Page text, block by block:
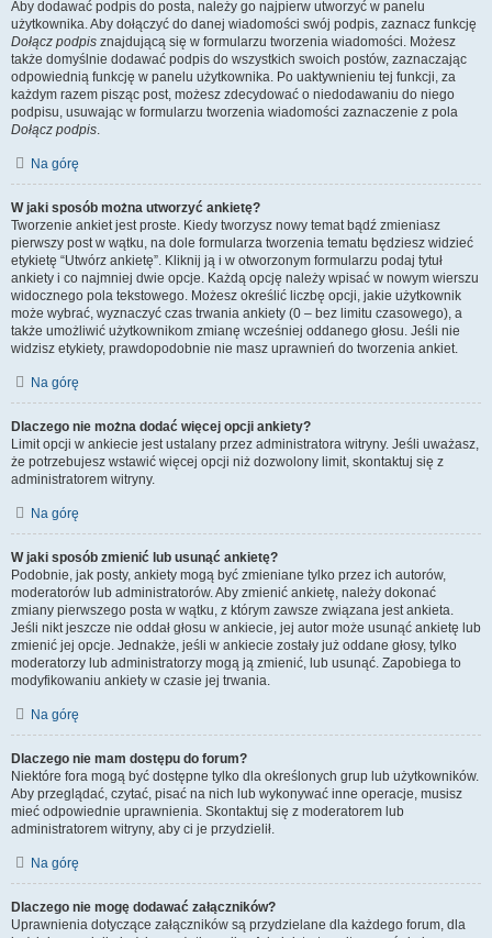
Aby dodawać podpis do posta, należy go najpierw utworzyć w panelu
użytkownika. Aby dołączyć do danej wiadomości swój podpis, zaznacz funkcję
Dołącz podpis znajdującą się w formularzu tworzenia wiadomości. Możesz
także domyślnie dodawać podpis do wszystkich swoich postów, zaznaczając
odpowiednią funkcję w panelu użytkownika. Po uaktywnieniu tej funkcji, za
każdym razem pisząc post, możesz zdecydować o niedodawaniu do niego
podpisu, usuwając w formularzu tworzenia wiadomości zaznaczenie z pola
Dołącz podpis.
Na górę
W jaki sposób można utworzyć ankietę?
Tworzenie ankiet jest proste. Kiedy tworzysz nowy temat bądź zmieniasz
pierwszy post w wątku, na dole formularza tworzenia tematu będziesz widzieć
etykietę “Utwórz ankietę”. Kliknij ją i w otworzonym formularzu podaj tytuł
ankiety i co najmniej dwie opcje. Każdą opcję należy wpisać w nowym wierszu
widocznego pola tekstowego. Możesz określić liczbę opcji, jakie użytkownik
może wybrać, wyznaczyć czas trwania ankiety (0 – bez limitu czasowego), a
także umożliwić użytkownikom zmianę wcześniej oddanego głosu. Jeśli nie
widzisz etykiety, prawdopodobnie nie masz uprawnień do tworzenia ankiet.
Na górę
Dlaczego nie można dodać więcej opcji ankiety?
Limit opcji w ankiecie jest ustalany przez administratora witryny. Jeśli uważasz,
że potrzebujesz wstawić więcej opcji niż dozwolony limit, skontaktuj się z
administratorem witryny.
Na górę
W jaki sposób zmienić lub usunąć ankietę?
Podobnie, jak posty, ankiety mogą być zmieniane tylko przez ich autorów,
moderatorów lub administratorów. Aby zmienić ankietę, należy dokonać
zmiany pierwszego posta w wątku, z którym zawsze związana jest ankieta.
Jeśli nikt jeszcze nie oddał głosu w ankiecie, jej autor może usunąć ankietę lub
zmienić jej opcje. Jednakże, jeśli w ankiecie zostały już oddane głosy, tylko
moderatorzy lub administratorzy mogą ją zmienić, lub usunąć. Zapobiega to
modyfikowaniu ankiety w czasie jej trwania.
Na górę
Dlaczego nie mam dostępu do forum?
Niektóre fora mogą być dostępne tylko dla określonych grup lub użytkowników.
Aby przeglądać, czytać, pisać na nich lub wykonywać inne operacje, musisz
mieć odpowiednie uprawnienia. Skontaktuj się z moderatorem lub
administratorem witryny, aby ci je przydzielił.
Na górę
Dlaczego nie mogę dodawać załączników?
Uprawnienia dotyczące załączników są przydzielane dla każdego forum, dla